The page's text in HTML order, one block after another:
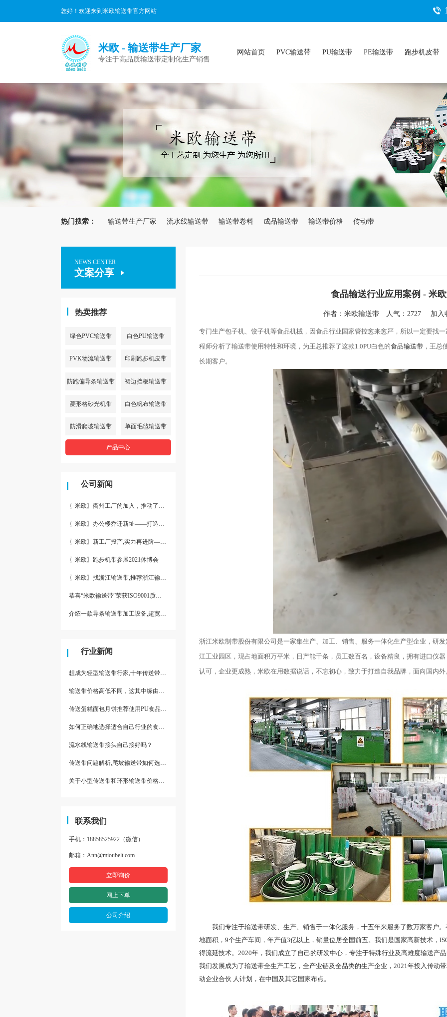
您好！欢迎来到米欧输送带官方网站
米欧 - 输送带生产厂家
专注于高品质输送带定制化生产销售
网站首页 PVC输送带 PU输送带 PE输送带 跑步机皮带
热门搜索： 输送带生产厂家 流水线输送带 输送带卷料 成品输送带 输送带价格 传动带
NEWS CENTER
文案分享
热卖推荐
绿色PVC输送带 白色PU输送带
PVK物流输送带 印刷跑步机皮带
防跑偏导条输送带 裙边挡板输送带
菱形格砂光机带 白色帆布输送带
防滑爬坡输送带 单面毛毡输送带
产品中心
公司新闻
〖米欧〗衢州工厂的加入，推动了产能更节约了成本。
〖米欧〗办公楼乔迁新址——打造新起点 再著新篇章
〖米欧〗新工厂投产,实力再进阶—米欧带业衢州工厂投产并平稳运
〖米欧〗跑步机带参展2021体博会
〖米欧〗找浙江输送带,推荐浙江输送带生产厂家“米欧”
恭喜“米欧输送带”荣获ISO9001质量体系认证
介绍一款导条输送带加工设备,超宽输送带利器
行业新闻
想成为轻型输送带行家,十年传送带师傅教你三招
输送带价格高低不同，这其中缘由你清楚了吗
传送蛋糕面包月饼推荐使用PU食品级输送带
如何正确地选择适合自己行业的食品输送带
流水线输送带接头自己接好吗？
传送带问题解析,爬坡输送带如何选择,推荐一款防滑输送带
关于小型传送带和环形输送带价格，他们有什么区别点。
联系我们
手机：18858525922（微信）
邮箱：Ann@mioubelt.com
立即询价
网上下单
公司介绍
食品输送行业应用案例 - 米
作者： 米欧输送带人气：2727 加
专门生产包子机、饺子机等食品机械，因食品行业国家管控愈来愈严，所以一定要找
程师分析了输送带使用特性和环境，为王总推荐了这款1.0PU白色的食品输送带 ，王总
长期客户。
浙江米欧制带股份有限公司是一家集生产、加工、销售、服务一体化生产型企业，研
江工业园区，现占地面积万平米，日产能千条，员工数百名，设备精良，拥有进口仪
认可，企业更成熟，米欧在用数据说话，不忘初心，致力于打造自我品牌，面向国内外
我们专注于输送带研发、生产、销售于一体化服务，十五年来服务了数万家客户。
地面积，9个生产车间，年产值3亿以上，销量位居全国前五。我们是国家高新技术，
得流延技术。2020年，我们成立了自己的研发中心，专注于特殊行业及高难度输送产
我们发展成为了输送带全生产工艺，全产业链及全品类的生产企业，2021年投入传动
动企业合伙 人计划，在中国及其它国家布点。